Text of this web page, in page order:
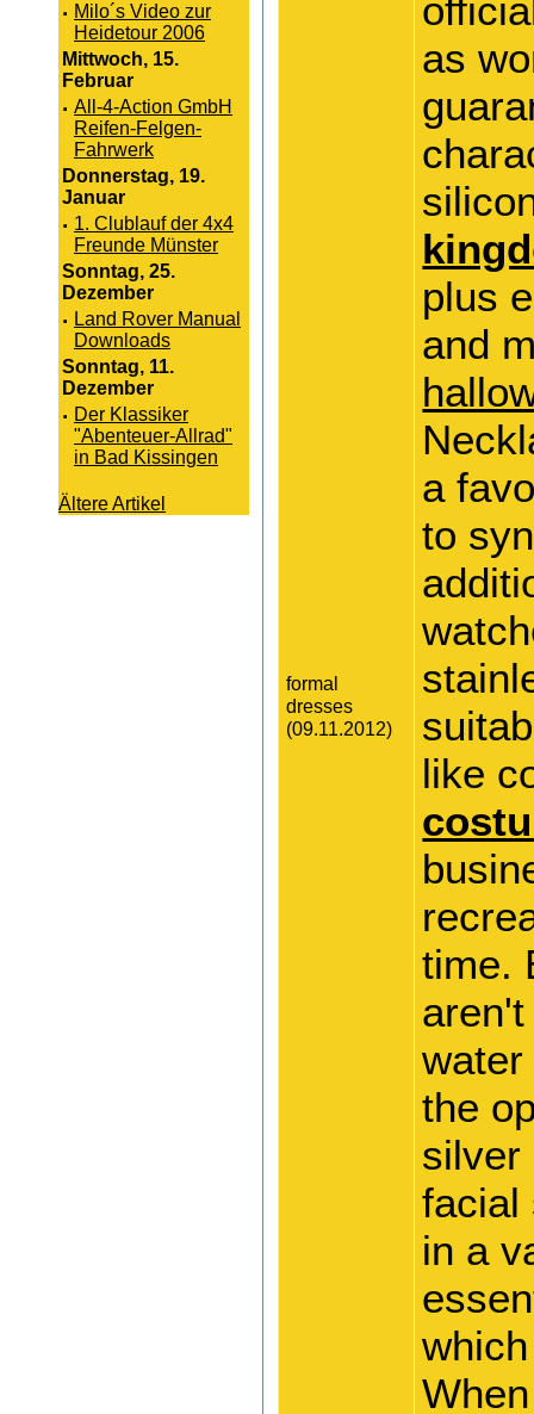
· Milo´s Video zur
Heidetour 2006
Mittwoch, 15.
Februar
· All-4-Action GmbH
Reifen-Felgen-
Fahrwerk
Donnerstag, 19.
Januar
· 1. Clublauf der 4x4
Freunde Münster
Sonntag, 25.
Dezember
· Land Rover Manual
Downloads
Sonntag, 11.
Dezember
· Der Klassiker
"Abenteuer-Allrad"
in Bad Kissingen
Ältere Artikel
formal
dresses
(09.11.2012)
as
plus
and
a
to
like
time.
the
silver
facial
in a